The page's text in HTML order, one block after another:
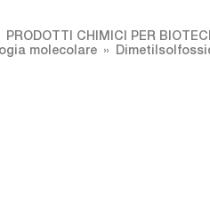
PRODOTTI CHIMICI PER
molecolare